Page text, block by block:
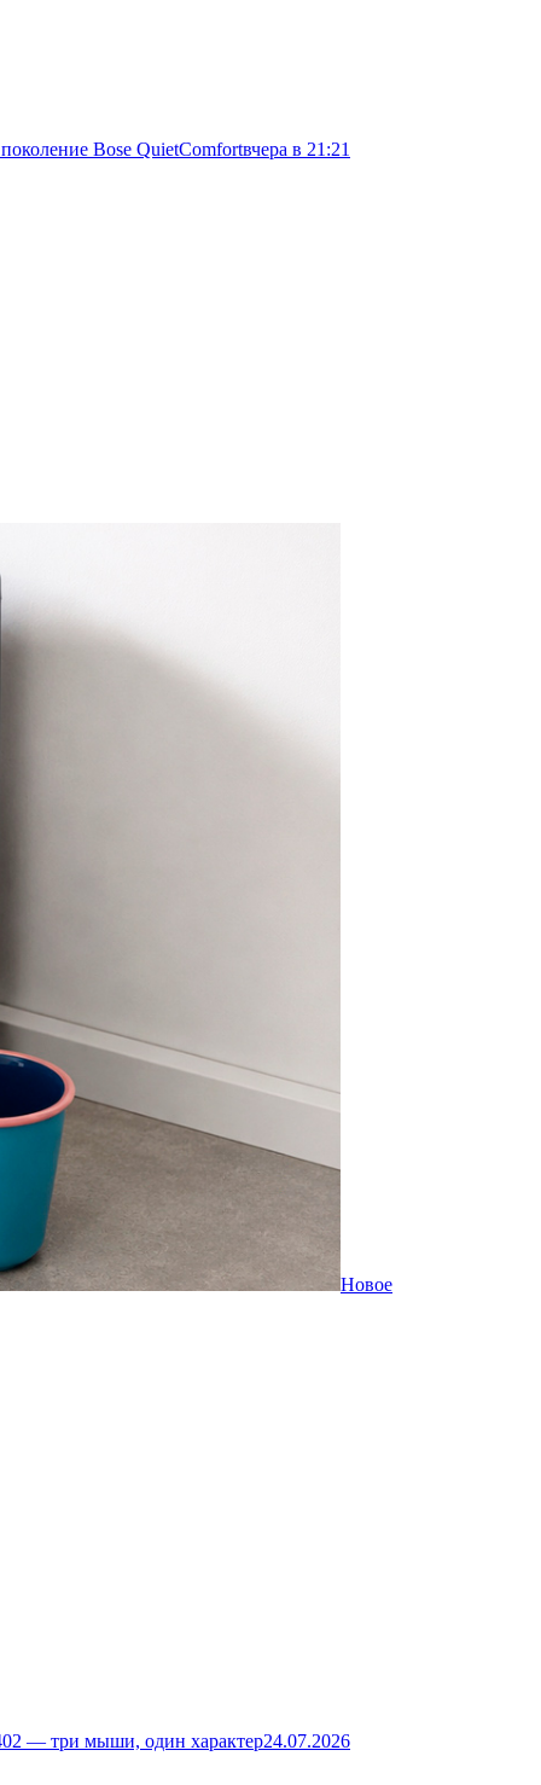
Bose QuietComfortвчера в 21:21
Новое
— три мыши, один характер24.07.2026